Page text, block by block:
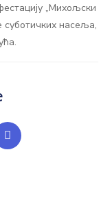
„Михољски
суботичких насеља,